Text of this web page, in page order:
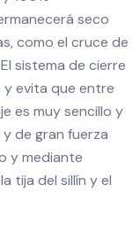
seco
como el cruce de
sistema de cierre
y evita que entre
es muy sencillo y
de gran fuerza
y mediante
tija del sillín y el